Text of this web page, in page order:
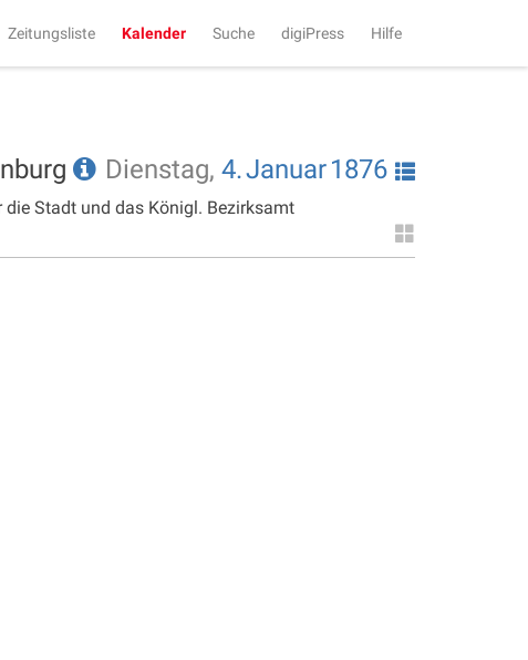
Zeitungsliste Kalender Suche digiPress Hilfe
Dienstag, 4.Januar1876
Stadt und das Königl. Bezirksamt